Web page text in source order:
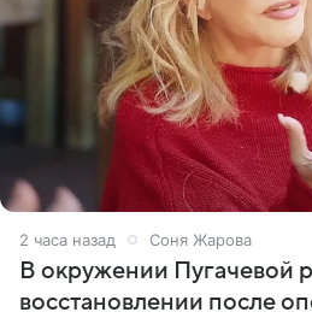
2 часа назад Соня Жарова
В окружении Пугачевой
восстановлении после